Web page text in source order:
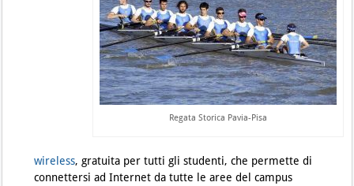
Regata Storica Pavia-Pisa
wireless, gratuita per tutti gli studenti, che permette di
connettersi ad Internet da tutte le aree del campus